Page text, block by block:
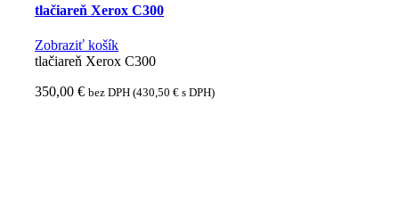
tlačiareň Xerox C300
Zobraziť košík
tlačiareň Xerox C300
350,00€ bez DPH (430,50€ s DPH)